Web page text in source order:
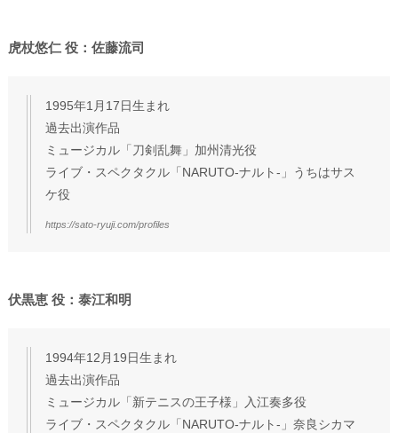
虎杖悠仁 役：佐藤流司
1995年1月17日生まれ
過去出演作品
ミュージカル「刀剣乱舞」加州清光役
ライブ・スペクタクル「NARUTO-ナルト-」うちはサス
ケ役
https://sato-ryuji.com/profiles
伏黒恵 役：泰江和明
1994年12月19日生まれ
過去出演作品
ミュージカル「新テニスの王子様」入江奏多役
ライブ・スペクタクル「NARUTO-ナルト-」奈良シカマ